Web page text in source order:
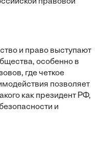
и право выступают
особенно в
где четкое
позволяет
как президент РФ,
и